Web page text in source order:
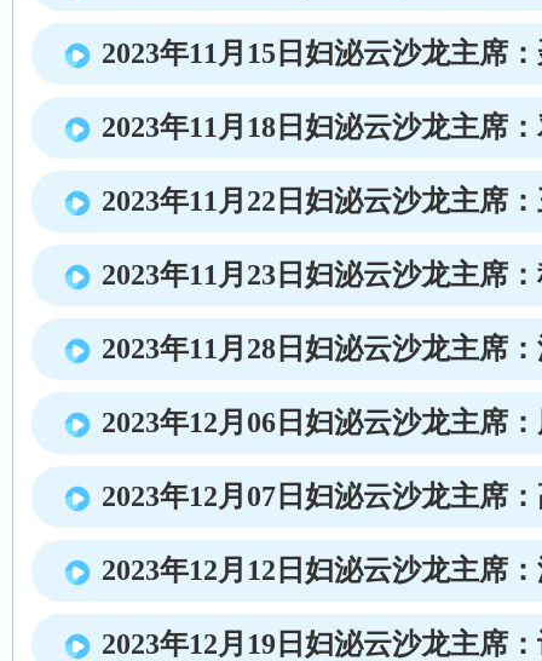
2023年11月15日妇泌云沙龙主席
2023年11月18日妇泌云沙龙主席
2023年11月22日妇泌云沙龙主席
2023年11月23日妇泌云沙龙主席
2023年11月28日妇泌云沙龙主席
2023年12月06日妇泌云沙龙主席
2023年12月07日妇泌云沙龙主席
2023年12月12日妇泌云沙龙主席
2023年12月19日妇泌云沙龙主席